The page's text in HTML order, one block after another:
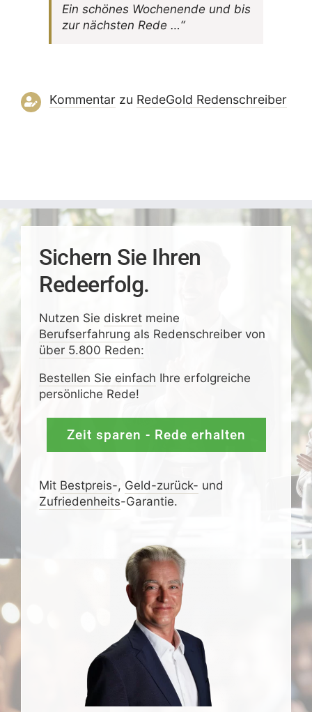
Ein schönes Wochen­ende und bis
zur nächsten Rede …“
Kommentarzu RedeGold Reden­schreiber
Sichern Sie Ihren
Redeerfolg.
Nutzen Sie diskretmeine
Berufserfahrung als Redenschreiber von
über 5.800 Reden:
Bestellen Sie einfach Ihre erfolgreiche
persönliche Rede!
Zeit sparen - Rede erhalten
Mit Bestpreis-, Geld-zurück- und
Zufrieden­­heits-Garantie.